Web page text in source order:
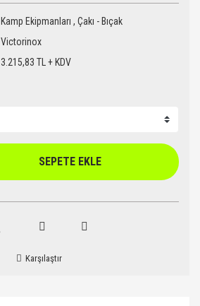
Kamp Ekipmanları ,Çakı - Bıçak
Victorinox
3.215,83 TL + KDV
SEPETE EKLE
Karşılaştır